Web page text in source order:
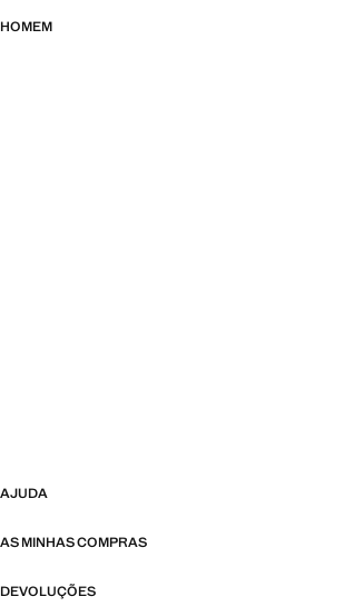
HOMEM
AJUDA
AS MINHAS COMPRAS
DEVOLUÇÕES